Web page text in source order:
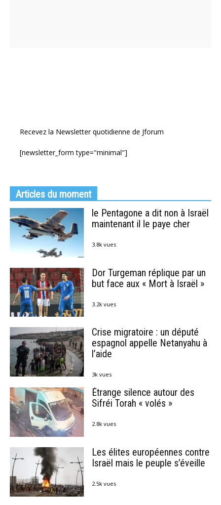
Recevez la Newsletter quotidienne de Jforum
[newsletter_form type="minimal"]
Articles du moment
le Pentagone a dit non à Israël
maintenant il le paye cher
3.8k vues
Dor Turgeman réplique par un
but face aux « Mort à Israël »
3.2k vues
Crise migratoire : un député
espagnol appelle Netanyahu à
l’aide
3k vues
Étrange silence autour des
Sifréi Torah « volés »
2.8k vues
Les élites européennes contre
Israël mais le peuple s’éveille
2.5k vues